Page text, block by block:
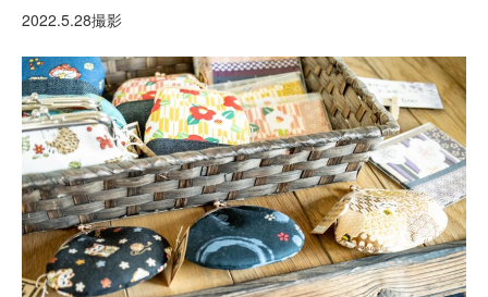
2022.5.28撮影